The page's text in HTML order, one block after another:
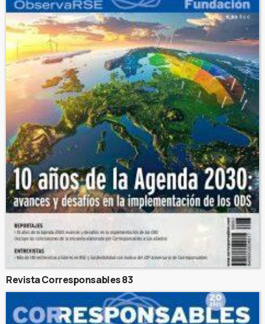
Revista Corresponsables 83